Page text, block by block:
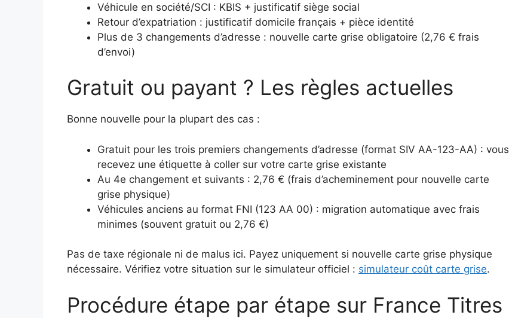
Véhicule en société/SCI : KBIS + justificatif siège social
Retour d’expatriation : justificatif domicile français + pièce identité
Plus de 3 changements d’adresse : nouvelle carte grise obligatoire (2,76 € frais
d’envoi)
Gratuit ou payant ? Les règles actuelles
Bonne nouvelle pour la plupart des cas :
Gratuit pour les trois premiers changements d’adresse (format SIV AA-123-AA) : vous
recevez une étiquette à coller sur votre carte grise existante
Au 4e changement et suivants : 2,76 € (frais d’acheminement pour nouvelle carte
grise physique)
Véhicules anciens au format FNI (123 AA 00) : migration automatique avec frais
minimes (souvent gratuit ou 2,76 €)
Pas de taxe régionale ni de malus ici. Payez uniquement si nouvelle carte grise physique
nécessaire. Vérifiez votre situation sur le simulateur officiel : simulateur coût carte grise.
Procédure étape par étape sur France Titres